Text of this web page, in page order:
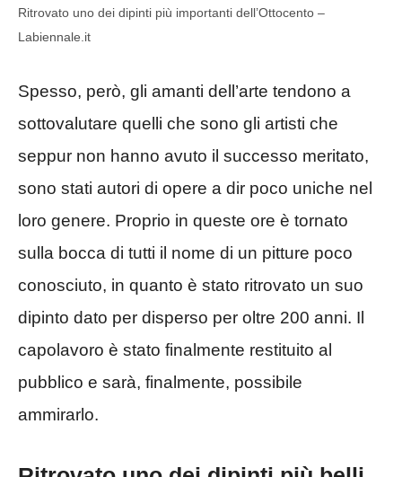
Ritrovato uno dei dipinti più importanti dell’Ottocento –
Labiennale.it
Spesso, però, gli amanti dell’arte tendono a
sottovalutare quelli che sono gli artisti che
seppur non hanno avuto il successo meritato,
sono stati autori di opere a dir poco uniche nel
loro genere. Proprio in queste ore è tornato
sulla bocca di tutti il nome di un pitture poco
conosciuto, in quanto è stato ritrovato un suo
dipinto dato per disperso per oltre 200 anni. Il
capolavoro è stato finalmente restituito al
pubblico e sarà, finalmente, possibile
ammirarlo.